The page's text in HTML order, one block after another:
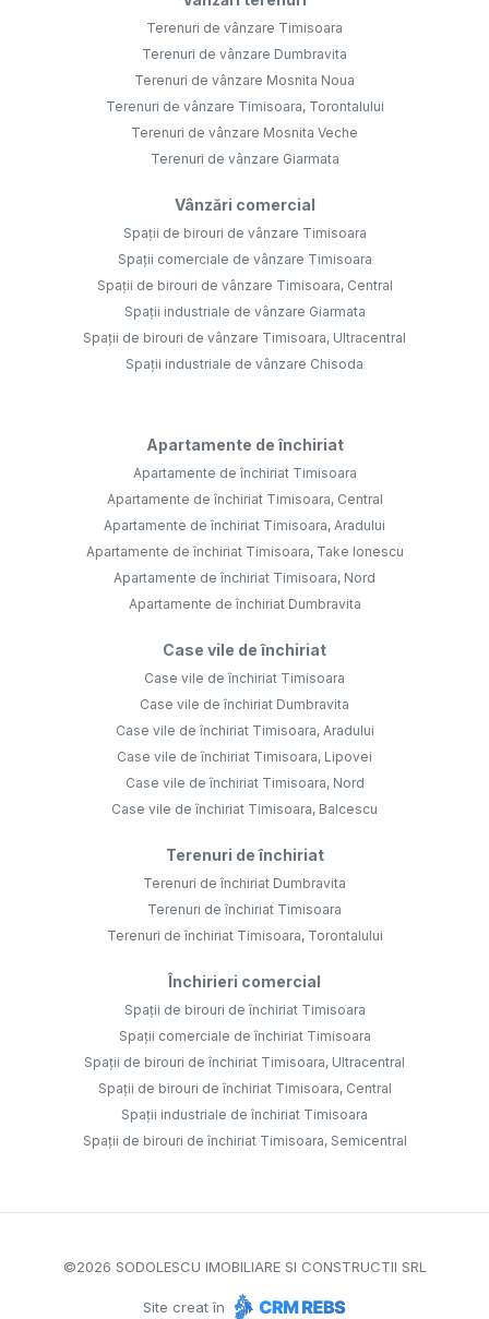
Terenuri de vânzare Timisoara
Terenuri de vânzare Dumbravita
Terenuri de vânzare Mosnita Noua
Terenuri de vânzare Timisoara, Torontalului
Terenuri de vânzare Mosnita Veche
Terenuri de vânzare Giarmata
Vânzări comercial
Spații de birouri de vânzare Timisoara
Spații comerciale de vânzare Timisoara
Spații de birouri de vânzare Timisoara, Central
Spații industriale de vânzare Giarmata
Spații de birouri de vânzare Timisoara, Ultracentral
Spații industriale de vânzare Chisoda
Apartamente de închiriat
Apartamente de închiriat Timisoara
Apartamente de închiriat Timisoara, Central
Apartamente de închiriat Timisoara, Aradului
Apartamente de închiriat Timisoara, Take Ionescu
Apartamente de închiriat Timisoara, Nord
Apartamente de închiriat Dumbravita
Case vile de închiriat
Case vile de închiriat Timisoara
Case vile de închiriat Dumbravita
Case vile de închiriat Timisoara, Aradului
Case vile de închiriat Timisoara, Lipovei
Case vile de închiriat Timisoara, Nord
Case vile de închiriat Timisoara, Balcescu
Terenuri de închiriat
Terenuri de închiriat Dumbravita
Terenuri de închiriat Timisoara
Terenuri de închiriat Timisoara, Torontalului
Închirieri comercial
Spații de birouri de închiriat Timisoara
Spații comerciale de închiriat Timisoara
Spații de birouri de închiriat Timisoara, Ultracentral
Spații de birouri de închiriat Timisoara, Central
Spații industriale de închiriat Timisoara
Spații de birouri de închiriat Timisoara, Semicentral
©2026 SODOLESCU IMOBILIARE SI CONSTRUCTII SRL
Site creat în